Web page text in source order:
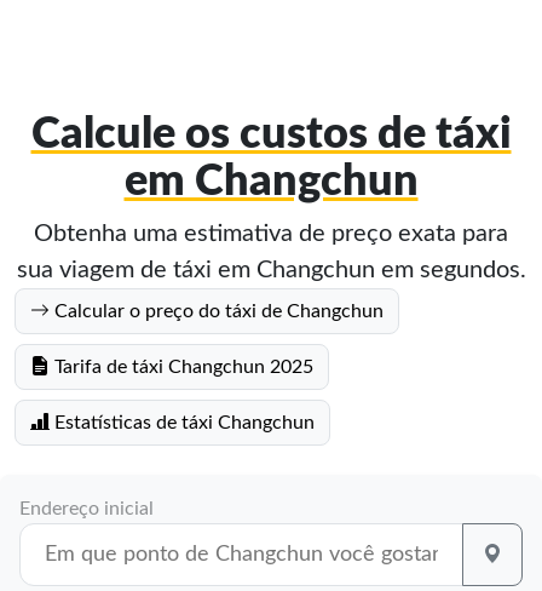
Calcule os custos de táxi
em Changchun
Obtenha uma estimativa de preço exata para
sua viagem de táxi em Changchun em segundos.
Calcular o preço do táxi de Changchun
Tarifa de táxi Changchun 2025
Estatísticas de táxi Changchun
Endereço inicial